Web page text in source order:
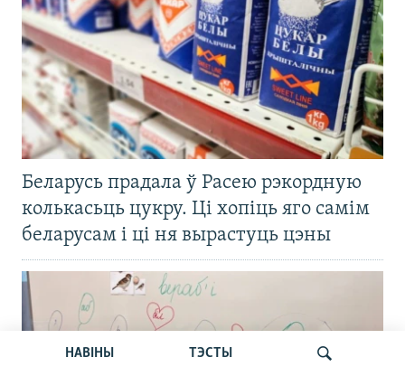
НАВІНЫ ТЭСТЫ
Беларусь прадала ў Расею рэкордную
колькасьць цукру. Ці хопіць яго самім
беларусам і ці ня вырастуць цэны